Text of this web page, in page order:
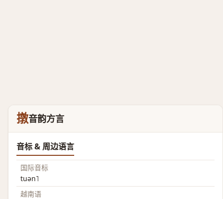
撴音韵方言
音标 & 周边语言
国际音标
tuən˥
越南语